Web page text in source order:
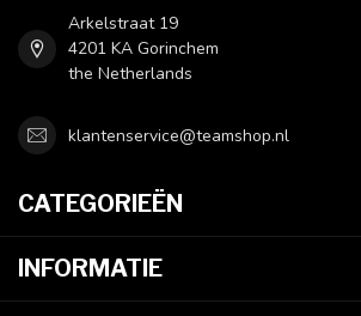
Arkelstraat 19
4201 KA Gorinchem
the Netherlands
klantenservice@teamshop.nl
CATEGORIEËN
INFORMATIE